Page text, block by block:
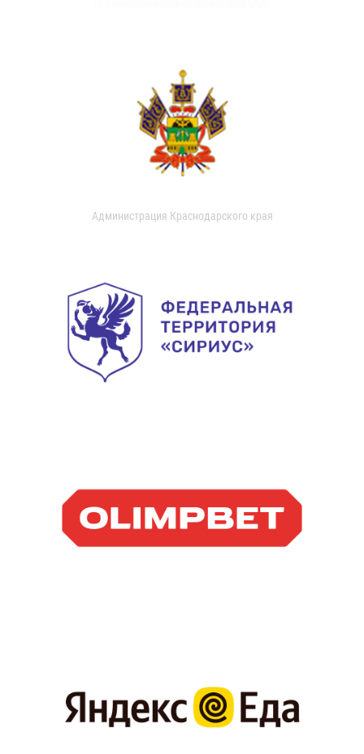
Администрация Краснодарского края